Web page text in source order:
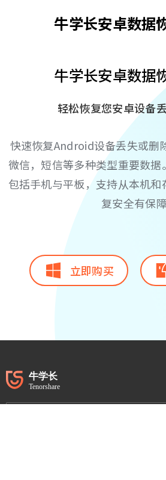
牛学长安卓数据
牛学长安卓数据
轻松恢复您安卓设备
快速恢复Android设备丢失或删
微信，短信等多种类型重要数
包括手机与平板，支持从本机
复安全有保
立即购买